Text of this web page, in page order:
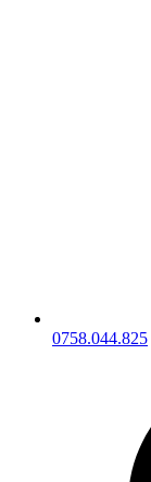
0758.044.825